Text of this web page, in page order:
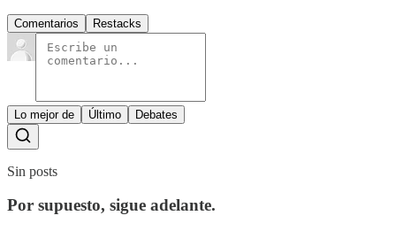
Comentarios Restacks
Lo mejor de Último Debates
Sin posts
Por supuesto, sigue adelante.